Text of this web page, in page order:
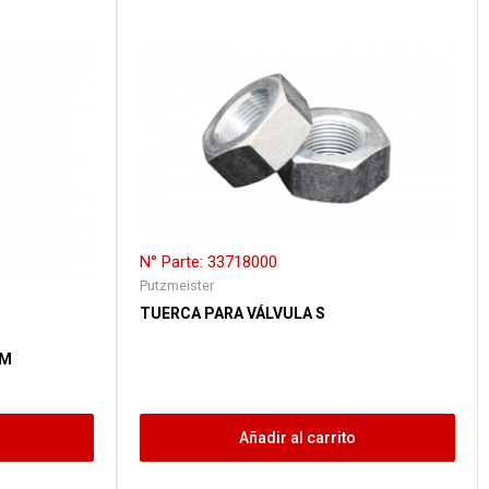
N° Parte: 33718000
Putzmeister
TUERCA PARA VÁLVULA S
Añadir al carrito